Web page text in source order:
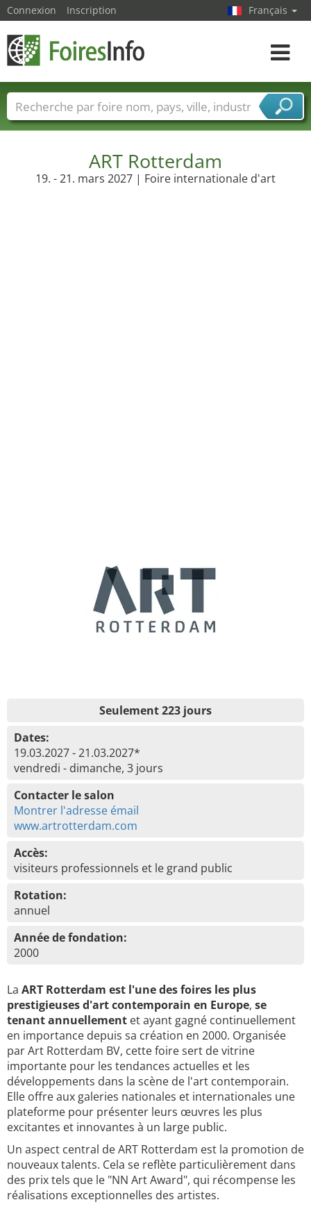
ART Rotterdam
19. - 21. mars 2027 | Foire internationale d'art
Seulement 223 jours
Dates:
19.03.2027 - 21.03.2027*
vendredi - dimanche, 3 jours
Contacter le salon
Montrer l'adresse émail
www.artrotterdam.com
Accès:
visiteurs professionnels et le grand public
Rotation:
annuel
Année de fondation:
2000
La ART Rotterdam est l'une des foires les plus
prestigieuses d'art contemporain en Europe, se
tenant annuellement et ayant gagné continuellement
en importance depuis sa création en 2000. Organisée
par Art Rotterdam BV, cette foire sert de vitrine
importante pour les tendances actuelles et les
développements dans la scène de l'art contemporain.
Elle offre aux galeries nationales et internationales une
plateforme pour présenter leurs œuvres les plus
excitantes et innovantes à un large public.
Un aspect central de ART Rotterdam est la promotion de
nouveaux talents. Cela se reflète particulièrement dans
des prix tels que le "NN Art Award", qui récompense les
réalisations exceptionnelles des artistes.
Connexion Inscription Français
Toggle
Foire noms Pays Villes
Secteurs de foire